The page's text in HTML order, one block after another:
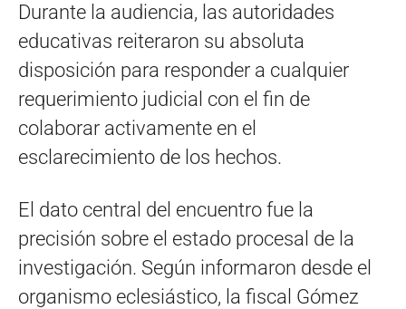
Durante la audiencia, las autoridades
educativas reiteraron su absoluta
disposición para responder a cualquier
requerimiento judicial con el fin de
colaborar activamente en el
esclarecimiento de los hechos.
El dato central del encuentro fue la
precisión sobre el estado procesal de la
investigación. Según informaron desde el
organismo eclesiástico, la fiscal Gómez